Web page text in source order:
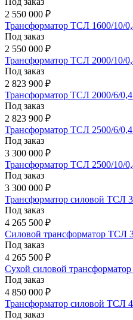
2 550 000 ₽
Трансформатор ТСЛ 1600/10/
Под заказ
2 550 000 ₽
Трансформатор ТСЛ 2000/10/
Под заказ
2 823 900 ₽
Трансформатор ТСЛ 2000/6/
Под заказ
2 823 900 ₽
Трансформатор ТСЛ 2500/6/
Под заказ
3 300 000 ₽
Трансформатор ТСЛ 2500/10/
Под заказ
3 300 000 ₽
Трансформатор силовой ТСЛ
Под заказ
4 265 500 ₽
Силовой трансформатор ТСЛ
Под заказ
4 265 500 ₽
Сухой силовой
Под заказ
4 850 000 ₽
Трансформатор силовой ТСЛ
Под заказ